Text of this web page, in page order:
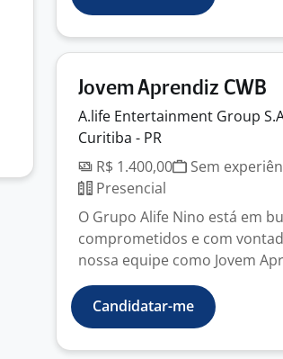
Jovem Aprendiz CWB
A.life Entertainment Group
Curitiba - PR
R$ 1.400,00
Sem
Presencial
O Grupo Alife Nino está em
comprometidos e com
nossa equipe como Jovem
Candidatar-me